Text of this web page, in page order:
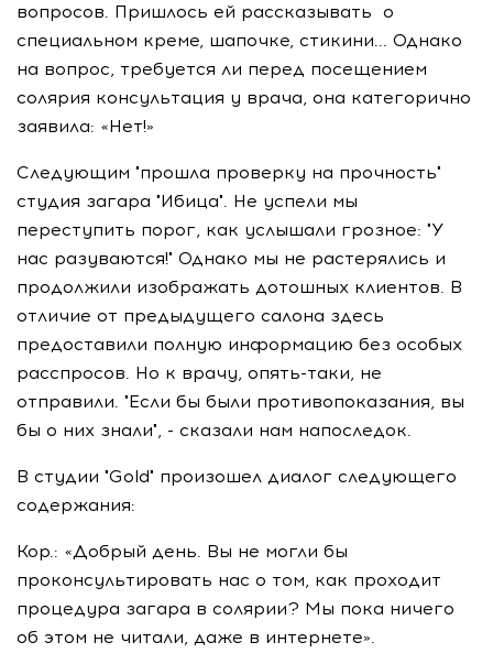
вопросов. Пришлось ей рассказывать о
специальном креме, шапочке, стикини... Однако
на вопрос, требуется ли перед посещением
солярия консультация у врача, она категорично
заявила: «Нет!»
Следующим "прошла проверку на прочность"
студия загара "Ибица". Не успели мы
переступить порог, как услышали грозное: "У
нас разуваются!" Однако мы не растерялись и
продолжили изображать дотошных клиентов. В
отличие от предыдущего салона здесь
предоставили полную информацию без особых
расспросов. Но к врачу, опять-таки, не
отправили. "Если бы были противопоказания, вы
бы о них знали", - сказали нам напоследок.
В студии "Gold" произошел диалог следующего
содержания:
Кор.: «Добрый день. Вы не могли бы
проконсультировать нас о том, как проходит
процедура загара в солярии? Мы пока ничего
об этом не читали, даже в интернете».